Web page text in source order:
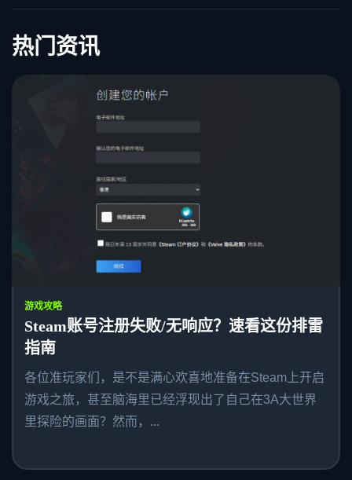
热门资讯
游戏攻略
Steam账号注册失败/无响应？速看这份排雷
指南
各位准玩家们，是不是满心欢喜地准备在Steam上开启
游戏之旅，甚至脑海里已经浮现出了自己在3A大世界
里探险的画面？然而，...